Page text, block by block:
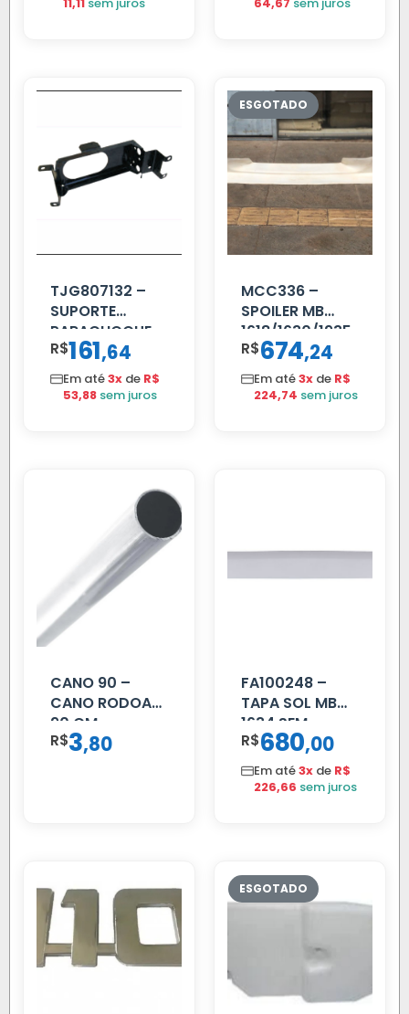
11,11 sem juros 64,67 sem juros
TJG807132 –
SUPORTE
PARACHOQUE
VW 12.170 LD
R$161,64
Em até3x de R$
53,88 sem juros
MCC336 –
SPOILER MB
1618/1630/1935
04 FAR
C/BIGOD
R$674,24
Em até3x de R$
224,74 sem juros
CANO 90 –
CANO RODOAR
90 CM
R$3,80
FA100248 –
TAPA SOL MB
1634 SEM
SUPORTE FIBRA
R$680,00
Em até3x de R$
226,66 sem juros